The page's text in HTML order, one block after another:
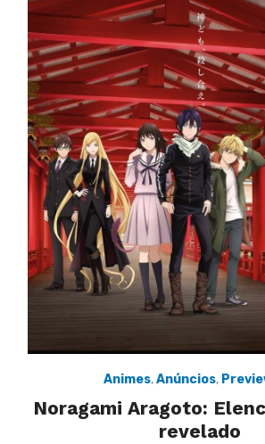
Animes,Anúncios,
Noragami Aragoto:
revelado